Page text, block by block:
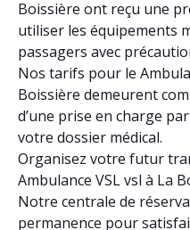
Boissière ont reçu une
utiliser les équipements
passagers avec
Nos tarifs pour le
Boissière demeurent
d’une prise en charge
votre dossier médical.
Organisez votre futur
Ambulance VSL vsl à La
Notre centrale de
permanence pour